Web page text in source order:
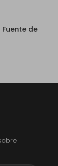
Fuente de